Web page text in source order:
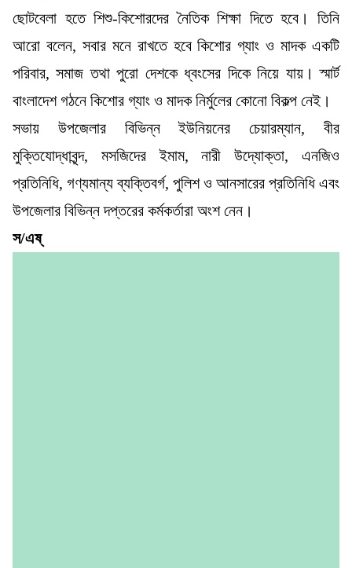
ছোটবেলা হতে শিশু-কিশোরদের নৈতিক শিক্ষা দিতে হবে। তিনি
আরো বলেন, সবার মনে রাখতে হবে কিশোর গ্যাং ও মাদক একটি
পরিবার, সমাজ তথা পুরো দেশকে ধ্বংসের দিকে নিয়ে যায়। স্মার্ট
বাংলাদেশ গঠনে কিশোর গ্যাং ও মাদক নির্মুলের কোনো বিকল্প নেই।
সভায় উপজেলার বিভিন্ন ইউনিয়নের চেয়ারম্যান, বীর
মুক্তিযোদ্ধাবৃন্দ, মসজিদের ইমাম, নারী উদ্যোক্তা, এনজিও
প্রতিনিধি, গণ্যমান্য ব্যক্তিবর্গ, পুলিশ ও আনসারের প্রতিনিধি এবং
উপজেলার বিভিন্ন দপ্তরের কর্মকর্তারা অংশ নেন।
স/এষ্